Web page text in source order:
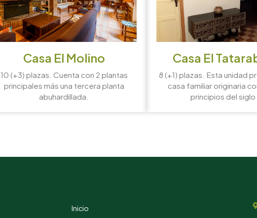
Casa El Molino
10 (+3) plazas. Cuenta con 2 plantas
principales más una tercera planta
abuhardillada.
Casa El
8 (+1) plazas. Esta unidad
casa familiar originaria
principios del siglo
Inicio